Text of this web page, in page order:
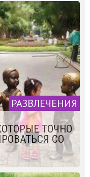
РАЗВЛЕЧЕНИЯ
ТОЧНО
СО